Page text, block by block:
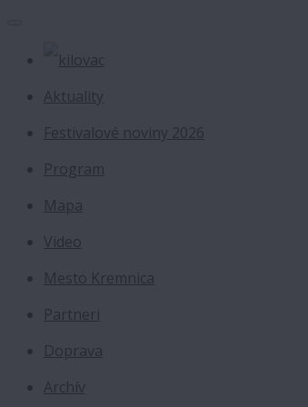
Aktuality
Festivalové noviny 2026
Program
Mapa
Video
Mesto Kremnica
Partneri
Doprava
Archív